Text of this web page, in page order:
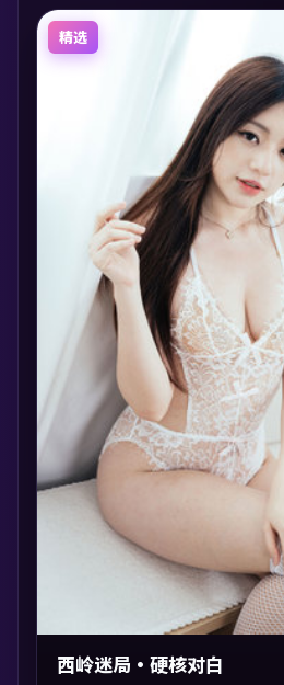
精选
西岭迷局·硬核对白